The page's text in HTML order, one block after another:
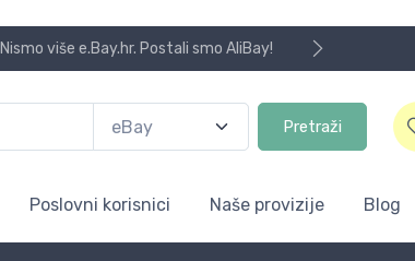
Nismo više e.Bay.hr. Postali smo AliBay!
Pretraži
Poslovni korisnici Naše provizije Blog